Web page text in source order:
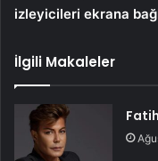
izleyicileri ekrana
İlgili Makaleler